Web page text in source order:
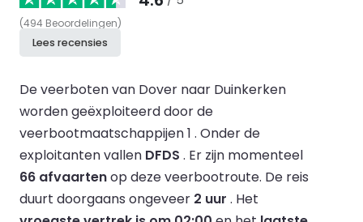
(494 Beoordelingen)
Lees recensies
De veerboten van Dover naar Duinkerken
worden geëxploiteerd door de
veerbootmaatschappijen 1 . Onder de
exploitanten vallen DFDS . Er zijn momenteel
66 afvaartenop deze veerbootroute. De reis
duurt doorgaans ongeveer 2 uur . Het